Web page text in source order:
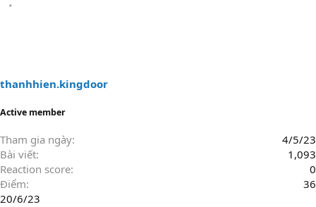
a
e
thanhhien.kingdoor
Active member
Tham gia ngày
4/5/23
Bài viết
1,093
Reaction score
0
Điểm
36
20/6/23